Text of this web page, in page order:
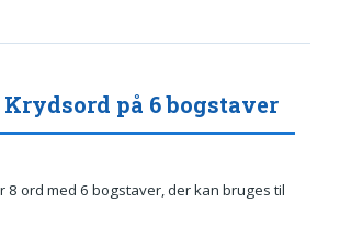
på 6 bogstaver
ord med 6 bogstaver, der kan bruges til